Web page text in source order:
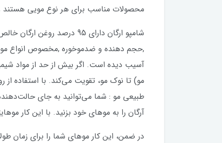
محصولات مناسب برای هر نوع مویی هستند
شامپو ارگان دارای 95
,حجم دهنده و ضدموخوره ,مخصوص انواع
آسیب دیده است. اگر بیش از حد از مواد
مو) تا نوک مو، تقویت می‌کند. با استفاده
طبیعی مو : شما می‌توانید به جای
آرگان را به موهای خود بزنید. با این کار
در ضمن، این کار موهای شما را برای